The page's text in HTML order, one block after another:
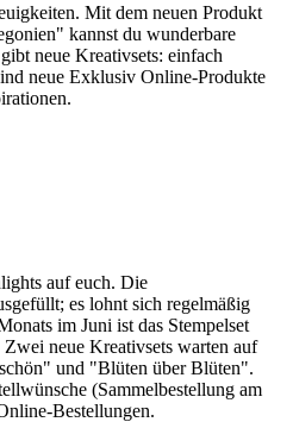
Mit dem neuen Produkt
kannst du wunderbare
neue Kreativsets: einfach
neue Exklusiv Online-Produkte
auf euch. Die
es lohnt sich regelmäßig
im Juni ist das Stempelset
neue Kreativsets warten auf
und "Blüten über Blüten".
(Sammelbestellung am
Bestellungen.